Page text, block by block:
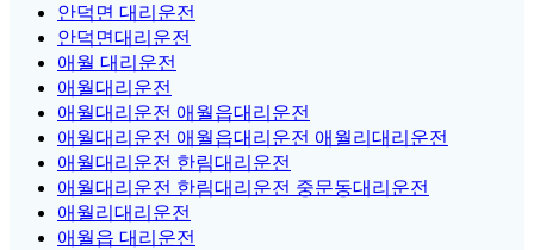
안덕면 대리운전
안덕면대리운전
애월 대리운전
애월대리운전
애월대리운전 애월읍대리운전
애월대리운전 애월읍대리운전 애월리대리운전
애월대리운전 한림대리운전
애월대리운전 한림대리운전 중문동대리운전
애월리대리운전
애월읍 대리운전